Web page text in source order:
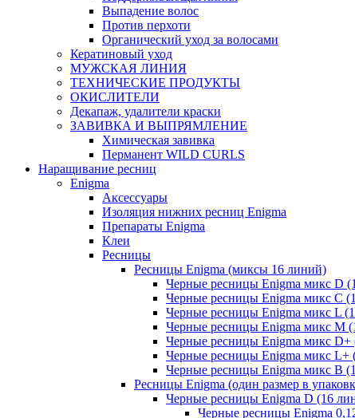
Выпадение волос
Против перхоти
Органический уход за волосами
Кератиновый уход
МУЖСКАЯ ЛИНИЯ
ТЕХНИЧЕСКИЕ ПРОДУКТЫ
ОКИСЛИТЕЛИ
Декапаж, удалители краски
ЗАВИВКА И ВЫПРЯМЛЕНИЕ
Химическая завивка
Перманент WILD CURLS
Наращивание ресниц
Enigma
Аксессуары
Изоляция нижних ресниц Enigma
Препараты Enigma
Клеи
Ресницы
Ресницы Enigma (миксы 16 линий)
Черные ресницы Enigma микс D
Черные ресницы Enigma микс C
Черные ресницы Enigma микс L
Черные ресницы Enigma микс M
Черные ресницы Enigma микс D+
Черные ресницы Enigma микс L+
Черные ресницы Enigma микс В
Ресницы Enigma (один размер в
Черные ресницы Enigma D (16
Черные ресницы Enigma